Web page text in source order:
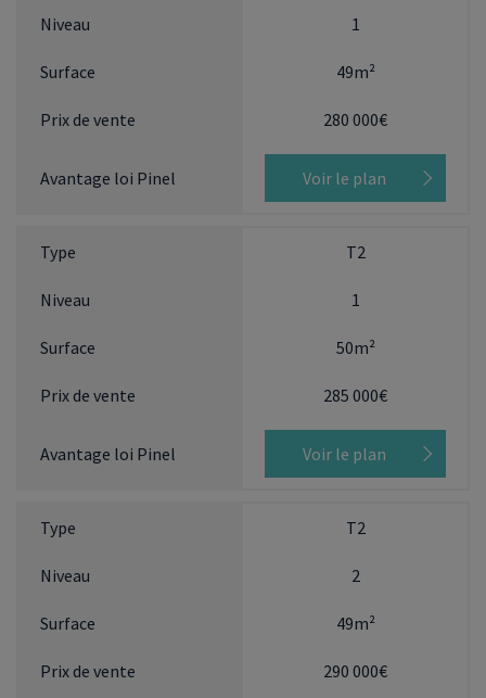
1
49m²
280 000€
Voir le plan
T2
1
50m²
285 000€
Voir le plan
T2
2
49m²
290 000€